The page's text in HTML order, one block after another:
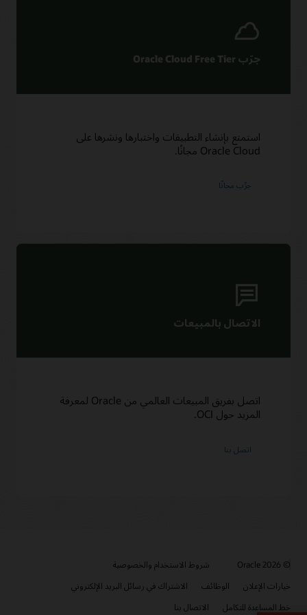
جرّب Oracle Cloud Free Tier
استمتع بإنشاء التطبيقات واختبارها ونشرها على
Oracle Cloud مجانًا.
جرِّب مجانًا‬
الاتصال بالمبيعات
اتصل بفريق المبيعات العالمي من Oracle لمعرفة
المزيد حول OCI.
© 2026 Oracle
شروط الاستخدام والخصوصية
خيارات الإعلان
الوظائف
الاشتراك في رسائل البريد الإلكتروني
خط المساعدة للتكامل
الاتصال بنا